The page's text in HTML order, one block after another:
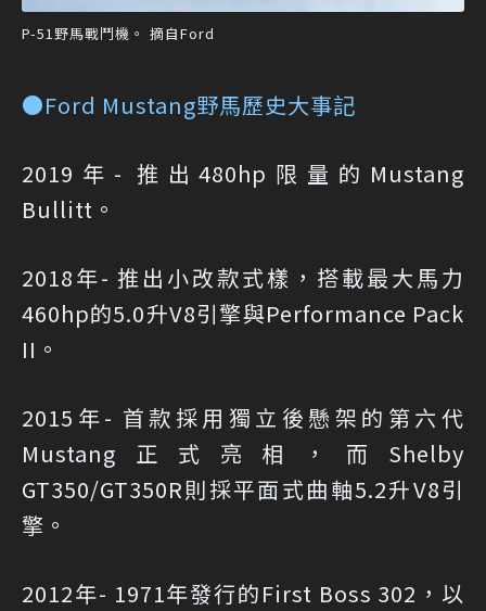
P-51野馬戰鬥機。 摘自Ford
●Ford Mustang野馬歷史大事記
2019年- 推出480hp限量的Mustang
Bullitt。
2018年- 推出小改款式樣，搭載最大馬力
460hp的5.0升V8引擎與Performance Pack
II。
2015年- 首款採用獨立後懸架的第六代
Mustang正式亮相，而Shelby
GT350/GT350R則採平面式曲軸5.2升V8引
擎。
2012年- 1971年發行的First Boss 302，以